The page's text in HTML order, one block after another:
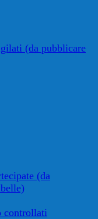
(da pubblicare
(da
controllati